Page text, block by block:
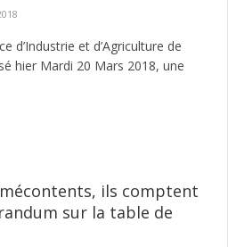
d’Industrie et d’Agriculture de
hier Mardi 20 Mars 2018, une
ils comptent
sur la table de